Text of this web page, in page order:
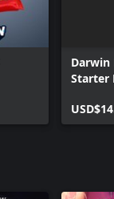
Darwin
Starter